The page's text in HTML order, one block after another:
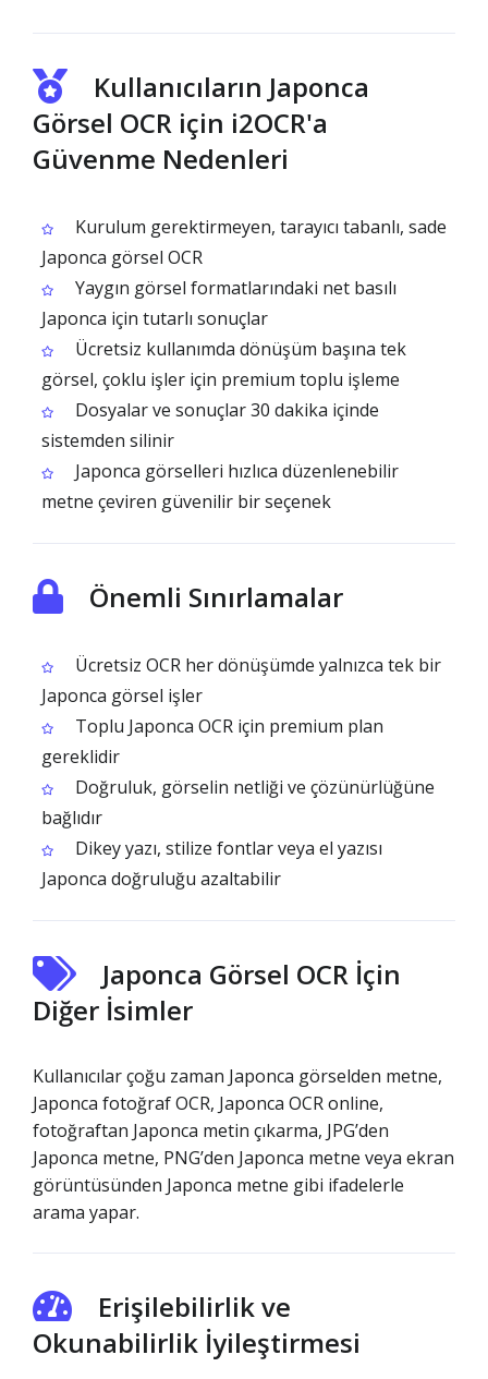
Kullanıcıların Japonca
Görsel OCR için i2OCR'a
Güvenme Nedenleri
Kurulum gerektirmeyen, tarayıcı tabanlı, sade
Japonca görsel OCR
Yaygın görsel formatlarındaki net basılı
Japonca için tutarlı sonuçlar
Ücretsiz kullanımda dönüşüm başına tek
görsel, çoklu işler için premium toplu işleme
Dosyalar ve sonuçlar 30 dakika içinde
sistemden silinir
Japonca görselleri hızlıca düzenlenebilir
metne çeviren güvenilir bir seçenek
Önemli Sınırlamalar
Ücretsiz OCR her dönüşümde yalnızca tek bir
Japonca görsel işler
Toplu Japonca OCR için premium plan
gereklidir
Doğruluk, görselin netliği ve çözünürlüğüne
bağlıdır
Dikey yazı, stilize fontlar veya el yazısı
Japonca doğruluğu azaltabilir
Japonca Görsel OCR İçin
Diğer İsimler
Kullanıcılar çoğu zaman Japonca görselden metne,
Japonca fotoğraf OCR, Japonca OCR online,
fotoğraftan Japonca metin çıkarma, JPG’den
Japonca metne, PNG’den Japonca metne veya ekran
görüntüsünden Japonca metne gibi ifadelerle
arama yapar.
Erişilebilirlik ve
Okunabilirlik İyileştirmesi